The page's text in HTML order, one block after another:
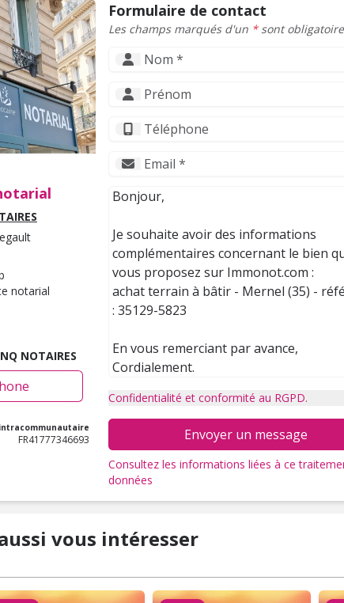
notarial
NOTAIRES
intracommunautaire
FR41777346693
Formulaire de contact
Les champs marqués d'un *sont
Confidentialité et conformité au RGPD.
Envoyer un message
Consultez les informations liées à ce
données
vous intéresser